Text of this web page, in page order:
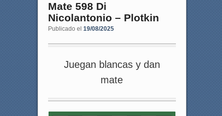
Mate 598 Di
Nicolantonio – Plotkin
Publicado el 19/08/2025
Juegan blancas y dan
mate